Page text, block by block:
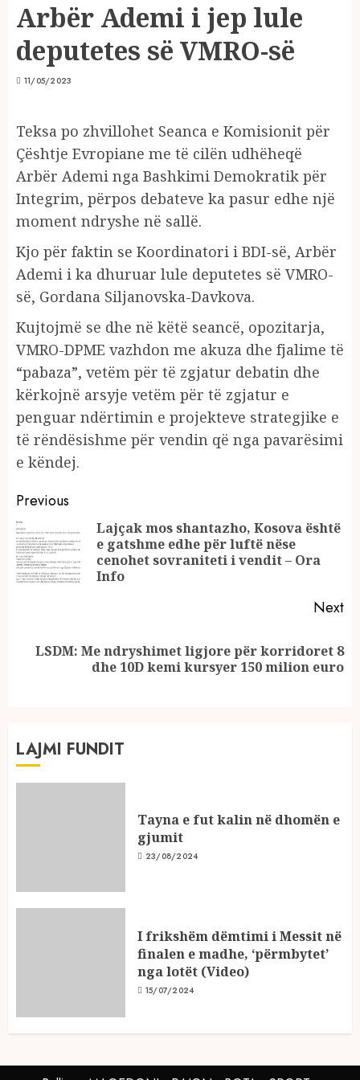
Arbër Ademi i jep lule
deputetes së VMRO-së
11/05/2023
Teksa po zhvillohet Seanca e Komisionit për
Çështje Evropiane me të cilën udhëheqë
Arbër Ademi nga Bashkimi Demokratik për
Integrim, përpos debateve ka pasur edhe një
moment ndryshe në sallë.
Kjo për faktin se Koordinatori i BDI-së, Arbër
Ademi i ka dhuruar lule deputetes së VMRO-
së, Gordana Siljanovska-Davkova.
Kujtojmë se dhe në këtë seancë, opozitarja,
VMRO-DPME vazhdon me akuza dhe fjalime të
“pabaza”, vetëm për të zgjatur debatin dhe
kërkojnë arsyje vetëm për të zgjatur e
penguar ndërtimin e projekteve strategjike e
të rëndësishme për vendin që nga pavarësimi
e këndej.
Continue
Reading
Previous
Lajçak mos shantazho, Kosova është
e gatshme edhe për luftë nëse
cenohet sovraniteti i vendit – Ora
Info
Next
Next
LSDM: Me ndryshimet ligjore për korridoret 8
dhe 10D kemi kursyer 150 milion euro
LAJMI FUNDIT
Tayna e fut kalin në dhomën e
gjumit
23/08/2024
I frikshëm dëmtimi i Messit në
finalen e madhe, ‘përmbytet’
nga lotët (Video)
15/07/2024